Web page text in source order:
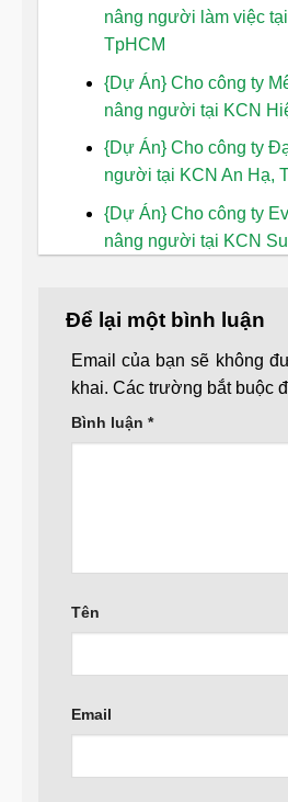
nâng người làm việc
TpHCM
{Dự Án} Cho công ty
nâng người tại KCN
{Dự Án} Cho công ty
người tại KCN An Hạ,
{Dự Án} Cho công ty
nâng người tại KCN
Để lại một bình luận
Email của bạn sẽ không
khai. Các trường bắt buộc
Bình luận *
Tên
Email